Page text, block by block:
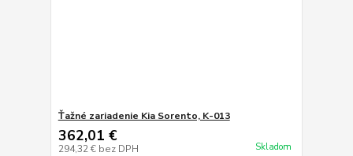
Ťažné zariadenie Kia Sorento, K-013
362,01 €
294,32 € bez DPH Skladom